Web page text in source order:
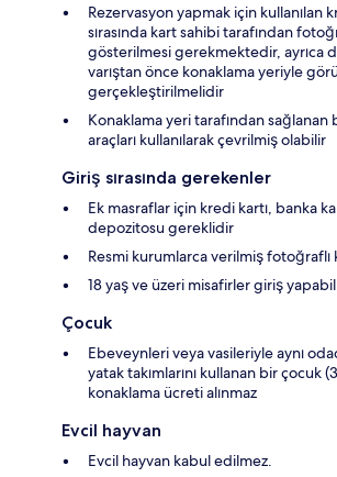
Rezervasyon yapmak için kullanılan
sırasında kart sahibi tarafından
gösterilmesi gerekmektedir, ayrıca
varıştan önce konaklama yeriyle
gerçekleştirilmelidir
Konaklama yeri tarafından
araçları kullanılarak çevrilmiş olabilir
Giriş sırasında gerekenler
Ek masraflar için kredi kartı, banka
depozitosu gereklidir
Resmi kurumlarca verilmiş
18 yaş ve üzeri misafirler giriş
Çocuk
Ebeveynleri veya vasileriyle aynı
yatak takımlarını kullanan bir çocuk
konaklama ücreti alınmaz
Evcil hayvan
Evcil hayvan kabul edilmez.